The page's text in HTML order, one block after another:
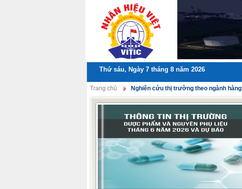
Thứ sáu, Ngày 7 tháng 8 năm 2026
Trang chủ Nghiên cứu thị trường theo ngành hàng